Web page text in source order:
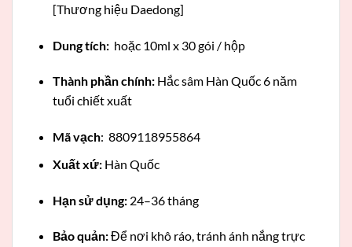
[Thương hiệu Daedong]
Dung tích:hoặc 10ml x 30 gói / hộp
Thành phần chính:Hắc sâm Hàn Quốc 6 năm
tuổi chiết xuất
Mã vạch: 8809118955864
Xuất xứ:Hàn Quốc
Hạn sử dụng:24–36 tháng
Bảo quản:Để nơi khô ráo, tránh ánh nắng trực